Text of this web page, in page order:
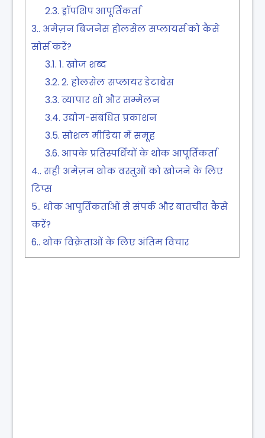
2.3. ड्रॉपशिप आपूर्तिकर्ता
3. अमेज़न बिजनेस होलसेल सप्लायर्स को कैसे
सोर्स करें?
3.1. 1. खोज शब्द
3.2. 2. होलसेल सप्लायर डेटाबेस
3.3. व्यापार शो और सम्मेलन
3.4. उद्योग-संबंधित प्रकाशन
3.5. सोशल मीडिया में समूह
3.6. आपके प्रतिस्पर्धियों के थोक आपूर्तिकर्ता
4. सही अमेज़न थोक वस्तुओं को खोजने के लिए
टिप्स
5. थोक आपूर्तिकर्ताओं से संपर्क और बातचीत कैसे
करें?
6. थोक विक्रेताओं के लिए अंतिम विचार